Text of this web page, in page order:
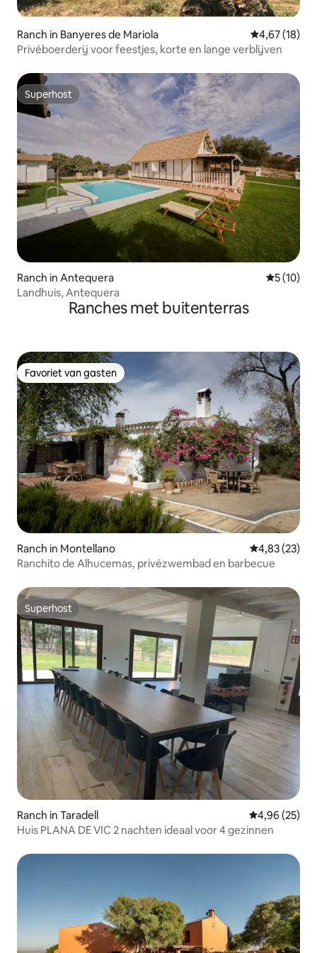
Ranch in Banyeres de Mariola Gemiddelde
4,67 (18)
Privéboerderij voor feestjes, korte en lange verblijven
Superhost
Superhost
Ranch in Antequera
5 (10)
Landhuis, Antequera
Ranches met buitenterras
Favoriet van gasten
Favoriet van gasten
Ranch in Montellano Gemiddelde
4,83 (23)
Ranchito de Alhucemas, privézwembad en barbecue
Superhost
Superhost
Ranch in Taradell Gemiddelde
4,96 (25)
Huis PLANA DE VIC 2 nachten ideaal voor 4 gezinnen